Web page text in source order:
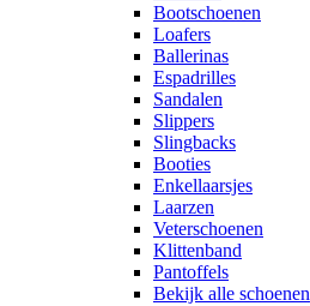
Bootschoenen
Loafers
Ballerinas
Espadrilles
Sandalen
Slippers
Slingbacks
Booties
Enkellaarsjes
Laarzen
Veterschoenen
Klittenband
Pantoffels
Bekijk alle schoenen